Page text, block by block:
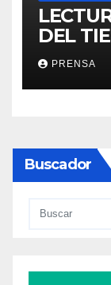
DEL
PRENSA
Buscador